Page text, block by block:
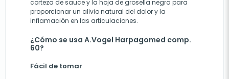
corteza de sauce y la hoja de grosella negra para
proporcionar un alivio natural del dolor y la
inflamación en las articulaciones.
¿Cómo se usa A.Vogel Harpagomed comp.
60?
Fácil de tomar